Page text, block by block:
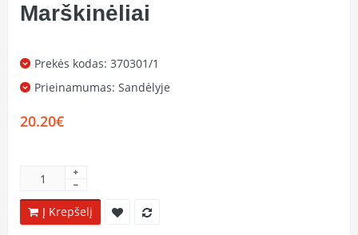
Marškinėliai
Prekės kodas: 370301/1
Prieinamumas: Sandėlyje
20.20€
Į Krepšelį